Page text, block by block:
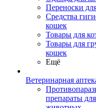
Переноски
Средства
кошек
Товары для
Товары для
кошек
Ещё
Ветеринарная
препараты для